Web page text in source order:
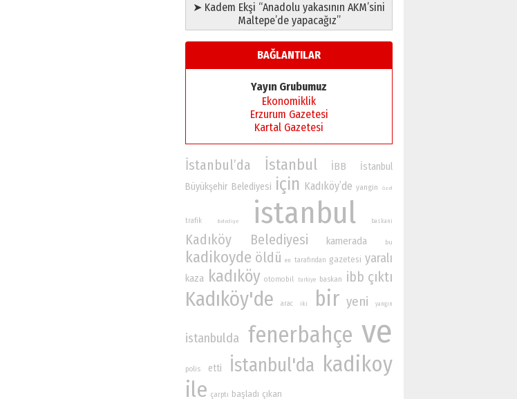
➤ Kadem Ekşi “Anadolu yakasının AKM’sini
Maltepe’de yapacağız”
BAĞLANTILAR
Yayın Grubumuz
Ekonomiklik
Erzurum Gazetesi
Kartal Gazetesi
İstanbul’da İstanbul İBB
İstanbul
Büyükşehir Belediyesi için Kadıköy’de yangin özel
trafik Belediye istanbul baskani
Kadıköy Belediyesi kamerada bu
kadikoyde öldü en tarafından gazetesi yaralı
kaza kadıköy otomobil turkiye baskan ibb çıktı
Kadıköy'de arac iki bir yeni yangın
istanbulda fenerbahçe ve
polis etti İstanbul'da kadikoy
ile çarptı başladı çıkan